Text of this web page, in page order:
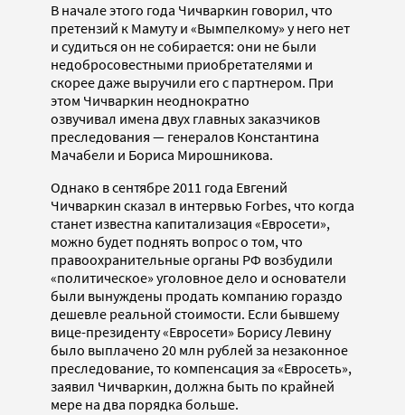
В начале этого года Чичваркин говорил, что
претензий к Мамуту и «Вымпелкому» у него нет
и судиться он не собирается: они не были
недобросовестными приобретателями и
скорее даже выручили его с партнером. При
этом Чичваркин неоднократно
озвучивал имена двух главных заказчиков
преследования — генералов Константина
Мачабели и Бориса Мирошникова.
Однако в сентябре 2011 года Евгений
Чичваркин сказал в интервью Forbes, что когда
станет известна капитализация «Евросети»,
можно будет поднять вопрос о том, что
правоохранительные органы РФ возбудили
«политическое» уголовное дело и основатели
были вынуждены продать компанию гораздо
дешевле реальной стоимости. Если бывшему
вице-президенту «Евросети» Борису Левину
было выплачено 20 млн рублей за незаконное
преследование, то компенсация за «Евросеть»,
заявил Чичваркин, должна быть по крайней
мере на два порядка больше.